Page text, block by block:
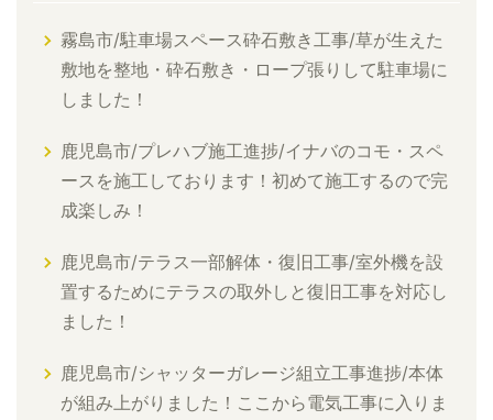
霧島市/駐車場スペース砕石敷き工事/草が生えた
敷地を整地・砕石敷き・ロープ張りして駐車場に
しました！
鹿児島市/プレハブ施工進捗/イナバのコモ・スペ
ースを施工しております！初めて施工するので完
成楽しみ！
鹿児島市/テラス一部解体・復旧工事/室外機を設
置するためにテラスの取外しと復旧工事を対応し
ました！
鹿児島市/シャッターガレージ組立工事進捗/本体
が組み上がりました！ここから電気工事に入りま